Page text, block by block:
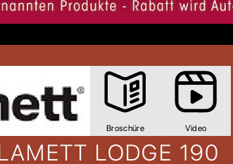
Broschüre Video
LODGE 190